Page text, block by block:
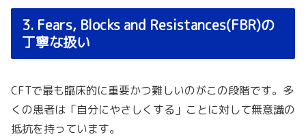
3. Fears, Blocks and Resistances(FBR)の
丁寧な扱い
CFTで最も臨床的に重要かつ難しいのがこの段階です。多
くの患者は「自分にやさしくする」ことに対して無意識の
抵抗を持っています。